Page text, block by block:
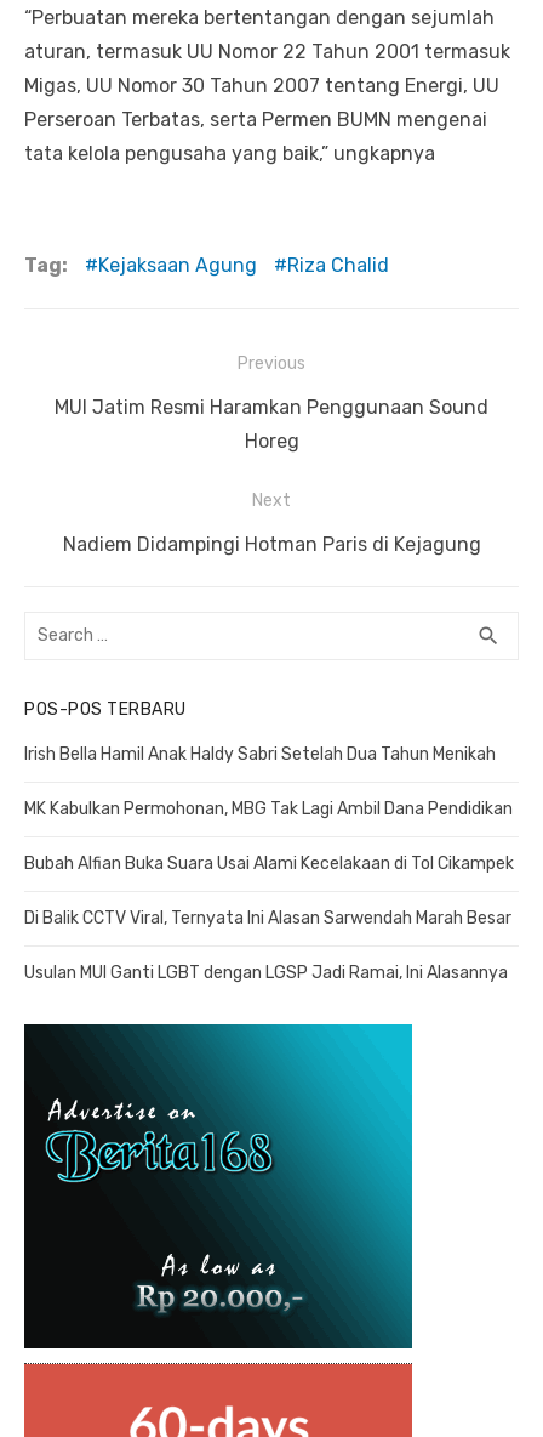
“Perbuatan mereka bertentangan dengan sejumlah
aturan, termasuk UU Nomor 22 Tahun 2001 termasuk
Migas, UU Nomor 30 Tahun 2007 tentang Energi, UU
Perseroan Terbatas, serta Permen BUMN mengenai
tata kelola pengusaha yang baik,” ungkapnya
Tag: Kejaksaan Agung Riza Chalid
pos
Previous
Previous
MUI Jatim Resmi Haramkan Penggunaan Sound
Horeg
Next
Next
Nadiem Didampingi Hotman Paris di Kejagung
Search
search
POS-POS TERBARU
Irish Bella Hamil Anak Haldy Sabri Setelah Dua Tahun Menikah
MK Kabulkan Permohonan, MBG Tak Lagi Ambil Dana Pendidikan
Bubah Alfian Buka Suara Usai Alami Kecelakaan di Tol Cikampek
Di Balik CCTV Viral, Ternyata Ini Alasan Sarwendah Marah Besar
Usulan MUI Ganti LGBT dengan LGSP Jadi Ramai, Ini Alasannya